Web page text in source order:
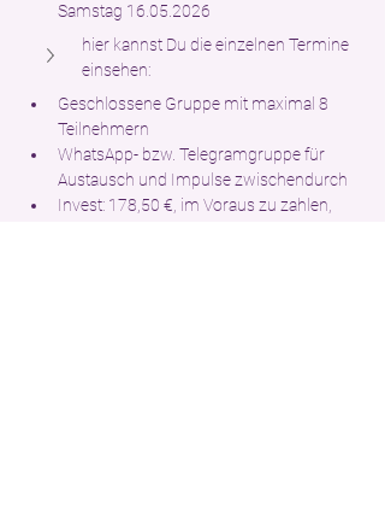
Samstag 16.05.2026
hier kannst Du die einzelnen Termine
einsehen:
Geschlossene Gruppe mit maximal 8
Teilnehmern
WhatsApp- bzw. Telegramgruppe für
Austausch und Impulse zwischendurch
Invest: 178,50 €, im Voraus zu zahlen,